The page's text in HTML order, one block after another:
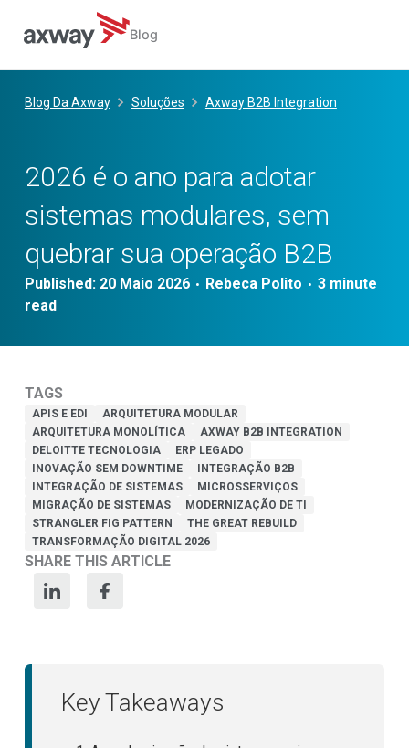
Blog
Blog Da Axway Soluções Axway B2B Integration
2026 é o ano para adotar
sistemas modulares, sem
quebrar sua operação B2B
Published: 20 Maio 2026 • Rebeca Polito •
TAGS
APIS E EDI
ARQUITETURA MODULAR
ARQUITETURA MONOLÍTICA
AXWAY B2B INTEGRATION
DELOITTE TECNOLOGIA
ERP LEGADO
INOVAÇÃO SEM DOWNTIME
INTEGRAÇÃO B2B
INTEGRAÇÃO DE SISTEMAS
MICROSSERVIÇOS
MIGRAÇÃO DE SISTEMAS
MODERNIZAÇÃO DE TI
STRANGLER FIG PATTERN
THE GREAT REBUILD
TRANSFORMAÇÃO DIGITAL 2026
SHARE THIS ARTICLE
Key Takeaways